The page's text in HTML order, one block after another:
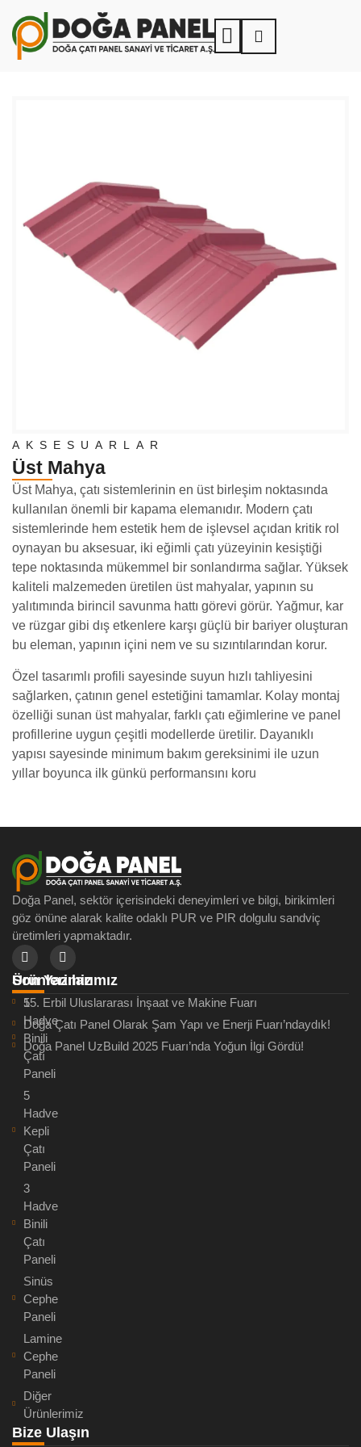
AKSESUARLAR
Üst Mahya
Üst Mahya, çatı sistemlerinin en üst birleşim noktasında
kullanılan önemli bir kapama elemanıdır. Modern çatı
sistemlerinde hem estetik hem de işlevsel açıdan kritik rol
oynayan bu aksesuar, iki eğimli çatı yüzeyinin kesiştiği
tepe noktasında mükemmel bir sonlandırma sağlar. Yüksek
kaliteli malzemeden üretilen üst mahyalar, yapının su
yalıtımında birincil savunma hattı görevi görür. Yağmur, kar
ve rüzgar gibi dış etkenlere karşı güçlü bir bariyer oluşturan
bu eleman, yapının içini nem ve su sızıntılarından korur.
Özel tasarımlı profili sayesinde suyun hızlı tahliyesini
sağlarken, çatının genel estetiğini tamamlar. Kolay montaj
özelliği sunan üst mahyalar, farklı çatı eğimlerine ve panel
profillerine uygun çeşitli modellerde üretilir. Dayanıklı
yapısı sayesinde minimum bakım gereksinimi ile uzun
yıllar boyunca ilk günkü performansını koru
Doğa Panel, sektör içerisindeki deneyimleri ve bilgi, birikimleri
göz önüne alarak kalite odaklı PUR ve PIR dolgulu sandviç
üretimleri yapmaktadır.
Son Yazılarımız
15. Erbil Uluslararası İnşaat ve Makine Fuarı
Doğa Çatı Panel Olarak Şam Yapı ve Enerji Fuarı’ndaydık!
Doğa Panel UzBuild 2025 Fuarı’nda Yoğun İlgi Gördü!
Ürünlerimiz
5
Hadve
Binili
Çatı
Paneli
5
Hadve
Kepli
Çatı
Paneli
3
Hadve
Binili
Çatı
Paneli
Sinüs
Cephe
Paneli
Lamine
Cephe
Paneli
Diğer
Ürünlerimiz
Bize Ulaşın